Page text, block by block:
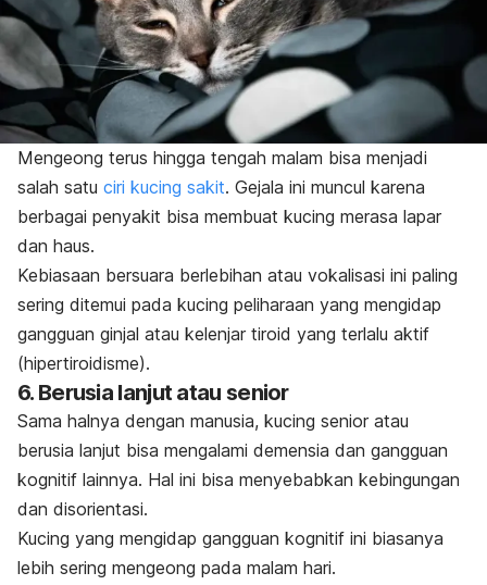
Mengeong terus hingga tengah malam bisa menjadi
salah satu ciri kucing sakit. Gejala ini muncul karena
berbagai penyakit bisa membuat kucing merasa lapar
dan haus.
Kebiasaan bersuara berlebihan atau vokalisasi ini paling
sering ditemui pada kucing peliharaan yang mengidap
gangguan ginjal atau kelenjar tiroid yang terlalu aktif
(hipertiroidisme).
6. Berusia lanjut atau senior
Sama halnya dengan manusia, kucing senior atau
berusia lanjut bisa mengalami demensia dan gangguan
kognitif lainnya. Hal ini bisa menyebabkan kebingungan
dan disorientasi.
Kucing yang mengidap gangguan kognitif ini biasanya
lebih sering mengeong pada malam hari.